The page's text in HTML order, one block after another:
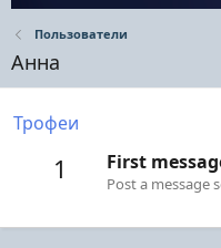
Пользователи
Анна
Трофеи
1 First
Post a message